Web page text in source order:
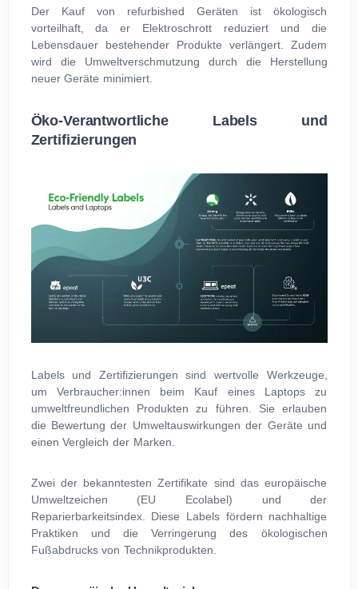
Der Kauf von refurbished Geräten ist ökologisch
vorteilhaft, da er Elektroschrott reduziert und die
Lebensdauer bestehender Produkte verlängert. Zudem
wird die Umweltverschmutzung durch die Herstellung
neuer Geräte minimiert.
Öko-Verantwortliche Labels und
Zertifizierungen
Labels und Zertifizierungen sind wertvolle Werkzeuge,
um Verbraucher:innen beim Kauf eines Laptops zu
umweltfreundlichen Produkten zu führen. Sie erlauben
die Bewertung der Umweltauswirkungen der Geräte und
einen Vergleich der Marken.
Zwei der bekanntesten Zertifikate sind das europäische
Umweltzeichen (EU Ecolabel) und der
Reparierbarkeitsindex. Diese Labels fördern nachhaltige
Praktiken und die Verringerung des ökologischen
Fußabdrucks von Technikprodukten.